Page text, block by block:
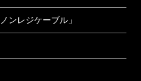
ンレジケーブル」